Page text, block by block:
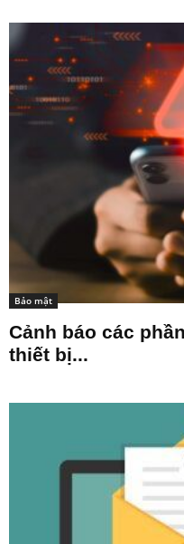
Bảo mật
Cảnh báo các
thiết bị...